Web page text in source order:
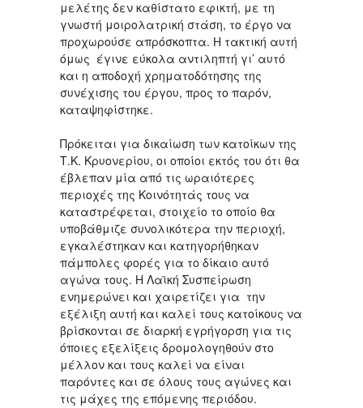
μελέτης δεν καθίστατο εφικτή, με τη
γνωστή μοιρολατρική στάση, το έργο να
προχωρούσε απρόσκοπτα. Η τακτική αυτή
όμως έγινε εύκολα αντιληπτή γι’ αυτό
και η αποδοχή χρηματοδότησης της
συνέχισης του έργου, προς το παρόν,
καταψηφίστηκε.
Πρόκειται για δικαίωση των κατοίκων της
Τ.Κ. Κρυονερίου, οι οποίοι εκτός του ότι θα
έβλεπαν μία από τις ωραιότερες
περιοχές της Κοινότητάς τους να
καταστρέφεται, στοιχείο το οποίο θα
υποβάθμιζε συνολικότερα την περιοχή,
εγκαλέστηκαν και κατηγορήθηκαν
πάμπολες φορές για το δίκαιο αυτό
αγώνα τους. Η Λαϊκή Συσπείρωση
ενημερώνει και χαιρετίζει για την
εξέλιξη αυτή και καλεί τους κατοίκους να
βρίσκονται σε διαρκή εγρήγορση για τις
όποιες εξελίξεις δρομολογηθούν στο
μέλλον και τους καλεί να είναι
παρόντες και σε όλους τους αγώνες και
τις μάχες της επόμενης περιόδου.